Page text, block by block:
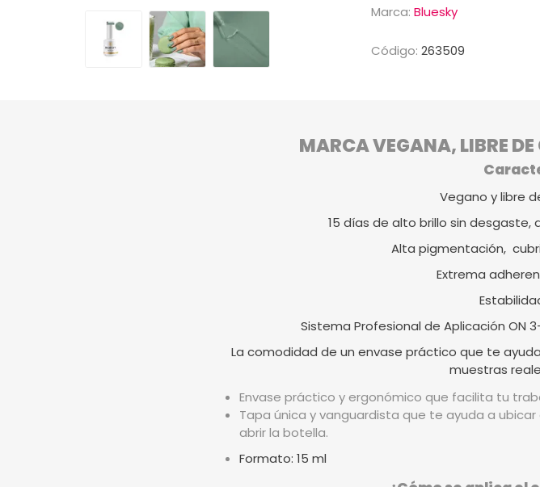
Marca: Bluesky
Código: 263509
MARCA VEGANA, LIBRE
Vegano y libre
15 días de alto brillo sin desgaste,
Alta pigmentación,
Extrema
Sistema Profesional de Aplicación ON
La comodidad de un envase práctico que te
muestras
Envase práctico y ergonómico que facilita tu
Tapa única y vanguardista que te ayuda a
abrir la botella.
Formato: 15 ml